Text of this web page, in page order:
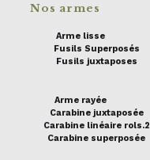
Nos armes
Arme lisse
Fusils Superposés
Fusils juxtaposes
Arme rayée
Carabine juxtaposée
Carabine linéaire rols.2
Carabine superposée